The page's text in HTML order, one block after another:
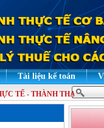
Tài liệu kế toán
TẾ - THÀNH THẠO |